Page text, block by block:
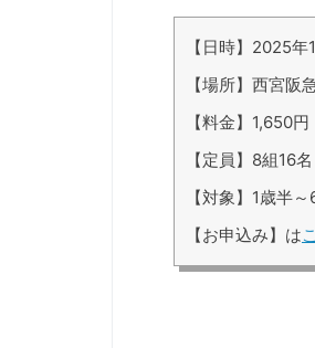
【日時】2025
【場所】西宮
【料金】1,650円
【定員】8組16名
【対象】1歳半
【お申込み】は